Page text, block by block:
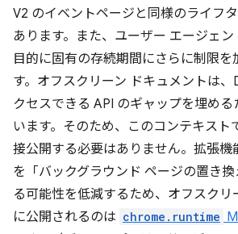
V2 のイベントページと同様のライフ
あります。また、ユーザー エージェ
目的に固有の存続期間にさらに制限を
す。オフスクリーン ドキュメントは
クセスできる API のギャップを埋める
います。そのため、このコンテキスト
接公開する必要はありません。拡張機
を「バックグラウンド ページの置き
る可能性を低減するため、オフスクリ
に公開されるのは chrome.runtime